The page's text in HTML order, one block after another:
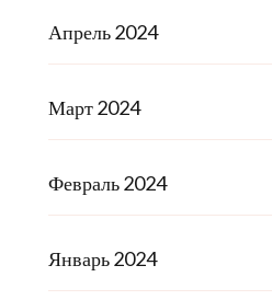
Апрель 2024
Март 2024
Февраль 2024
Январь 2024